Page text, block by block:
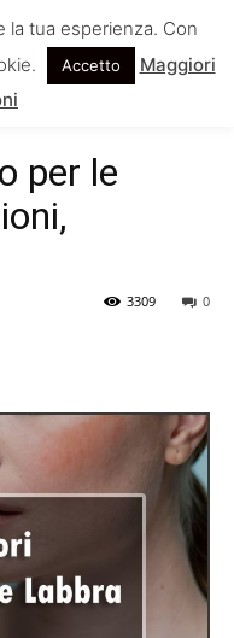
per le
0
3309
la tua esperienza. Con
Accetto
Maggiori